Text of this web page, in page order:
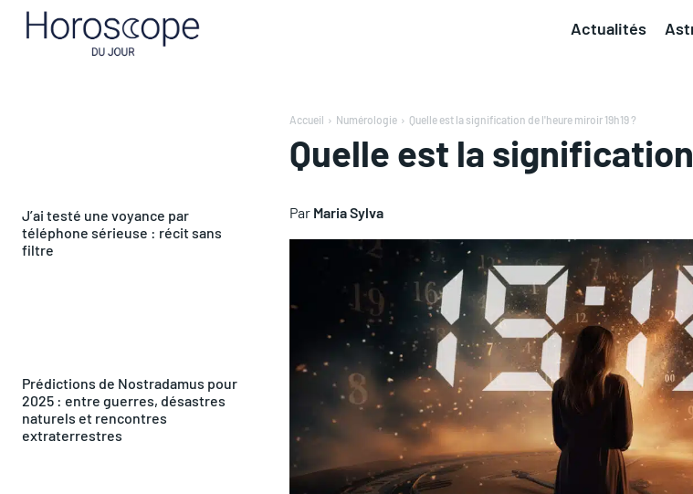
Actualités
J’ai testé une voyance par
téléphone sérieuse : récit sans
filtre
Prédictions de Nostradamus pour
2025 : entre guerres, désastres
naturels et rencontres
extraterrestres
Accueil Numérologie Quelle est la signification de l'heure miroir 19h19 ?
Quelle est la signification
Par Maria Sylva